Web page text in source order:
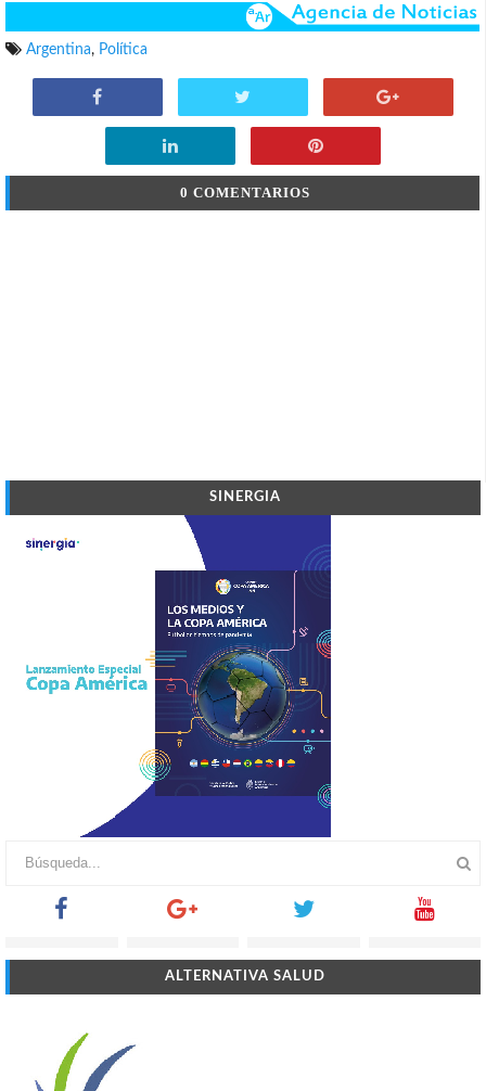
Argentina, Política
0 COMENTARIOS
SINERGIA
ALTERNATIVA SALUD